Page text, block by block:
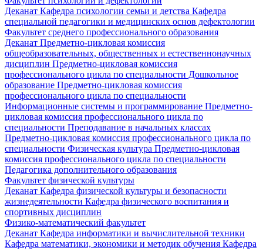
Деканат Кафедра психологии семьи и детства Кафедра
специальной педагогики и медицинских основ дефектологии
Факультет среднего профессионального образования
Деканат Предметно-цикловая комиссия
общеобразовательных, общественных и естественнонаучных
дисциплин Предметно-цикловая комиссия
профессионального цикла по специальности Дошкольное
образование Предметно-цикловая комиссия
профессионального цикла по специальности
Информационные системы и программирование Предметно-
цикловая комиссия профессионального цикла по
специальности Преподавание в начальных классах
Предметно-цикловая комиссия профессионального цикла по
специальности Физическая культура Предметно-цикловая
комиссия профессионального цикла по специальности
Педагогика дополнительного образования
Факультет физической культуры
Деканат Кафедра физической культуры и безопасности
жизнедеятельности Кафедра физического воспитания и
спортивных дисциплин
Физико-математический факультет
Деканат Кафедра информатики и вычислительной техники
Кафедра математики, экономики и методик обучения Кафедра